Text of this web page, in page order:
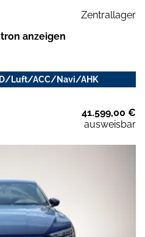
Zentrallager
anzeigen
Luft/ACC/Navi/AHK
41.599,00 €
ausweisbar